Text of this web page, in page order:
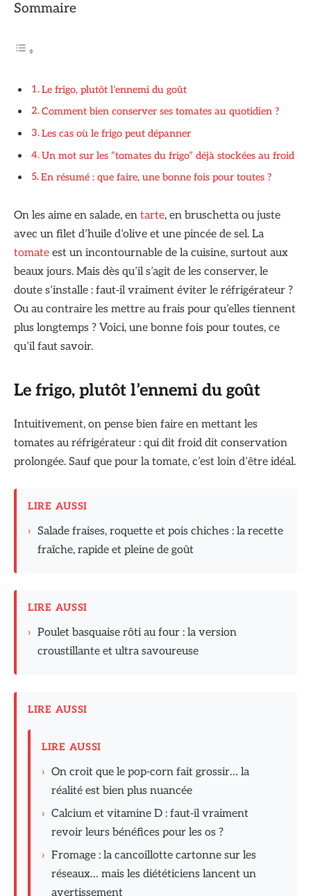
Sommaire
Le frigo, plutôt l’ennemi du goût
Comment bien conserver ses tomates au quotidien ?
Les cas où le frigo peut dépanner
Un mot sur les “tomates du frigo” déjà stockées au froid
En résumé : que faire, une bonne fois pour toutes ?
On les aime en salade, en tarte, en bruschetta ou juste
avec un filet d’huile d’olive et une pincée de sel. La
tomate est un incontournable de la cuisine, surtout aux
beaux jours. Mais dès qu’il s’agit de les conserver, le
doute s’installe : faut‑il vraiment éviter le réfrigérateur ?
Ou au contraire les mettre au frais pour qu’elles tiennent
plus longtemps ? Voici, une bonne fois pour toutes, ce
qu’il faut savoir.
Le frigo, plutôt l’ennemi du goût
Intuitivement, on pense bien faire en mettant les
tomates au réfrigérateur : qui dit froid dit conservation
prolongée. Sauf que pour la tomate, c’est loin d’être idéal.
LIRE AUSSI
› Salade fraises, roquette et pois chiches : la recette
fraîche, rapide et pleine de goût
LIRE AUSSI
› Poulet basquaise rôti au four : la version
croustillante et ultra savoureuse
LIRE AUSSI
LIRE AUSSI
› On croit que le pop-corn fait grossir… la
réalité est bien plus nuancée
› Calcium et vitamine D : faut‑il vraiment
revoir leurs bénéfices pour les os ?
› Fromage : la cancoillotte cartonne sur les
réseaux… mais les diététiciens lancent un
avertissement